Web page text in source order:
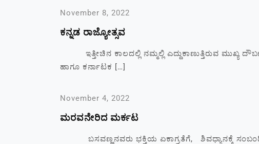
November 8, 2022
ಕನ್ನಡ ರಾಜ್ಯೋತ್ಸವ
ಇತ್ತೀಚಿನ ಕಾಲದಲ್ಲಿ ನಮ್ಮಲ್ಲಿ ಎದ್ದುಕಾಣುತ್ತಿರುವ ಮುಖ್ಯ
ಹಾಗೂ ಕರ್ನಾಟಕ […]
November 4, 2022
ಮರವನೇರಿದ ಮರ್ಕಟ
ಬಸವಣ್ಣನವರು ಭಕ್ತಿಯ ಏಕಾಗ್ರತೆಗೆ, ಶಿವಧ್ಯಾನಕ್ಕೆ